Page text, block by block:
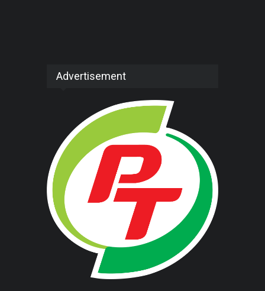
Advertisement